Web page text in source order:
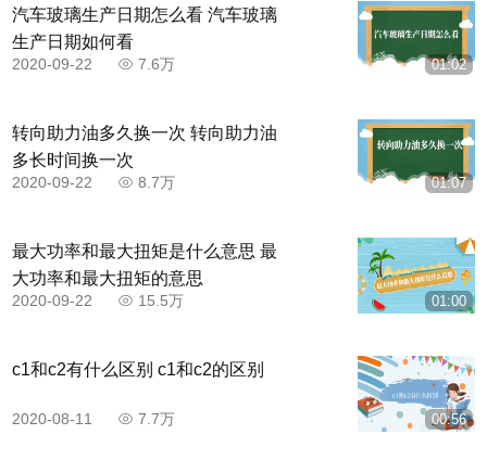
步骤三，观察右后视镜，根据车身与库区左前角
盘，小于30cm时向左打方向盘。
01:02
汽车玻璃生产日期怎么看 汽车玻璃
生产日期如何看
2020-09-22 7.6万
01:07
转向助力油多久换一次 转向助力油
多长时间换一次
2020-09-22 8.7万
01:00
最大功率和最大扭矩是什么意思 最
大功率和最大扭矩的意思
2020-09-22 15.5万
00:56
c1和c2有什么区别 c1和c2的区别
2020-08-11 7.7万